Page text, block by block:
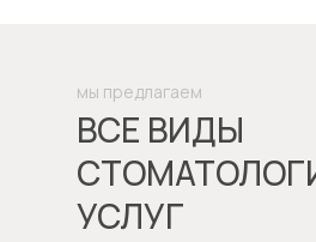
мы предлагаем
ВСЕ ВИДЫ
УСЛУГ